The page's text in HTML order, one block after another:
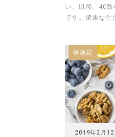
い、以後、40
です。健康な生
体験記
2019年2月12